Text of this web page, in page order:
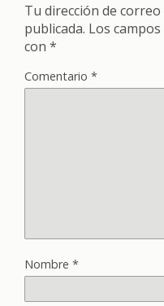
Tu dirección de
publicada. Los
con *
Comentario *
Nombre *